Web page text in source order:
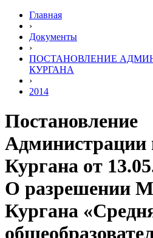
Главная
›
Документы
›
ПОСТАНОВЛЕНИЕ
КУРГАНА
›
2014
Постановление
Администрации
Кургана от
О разрешении
Кургана